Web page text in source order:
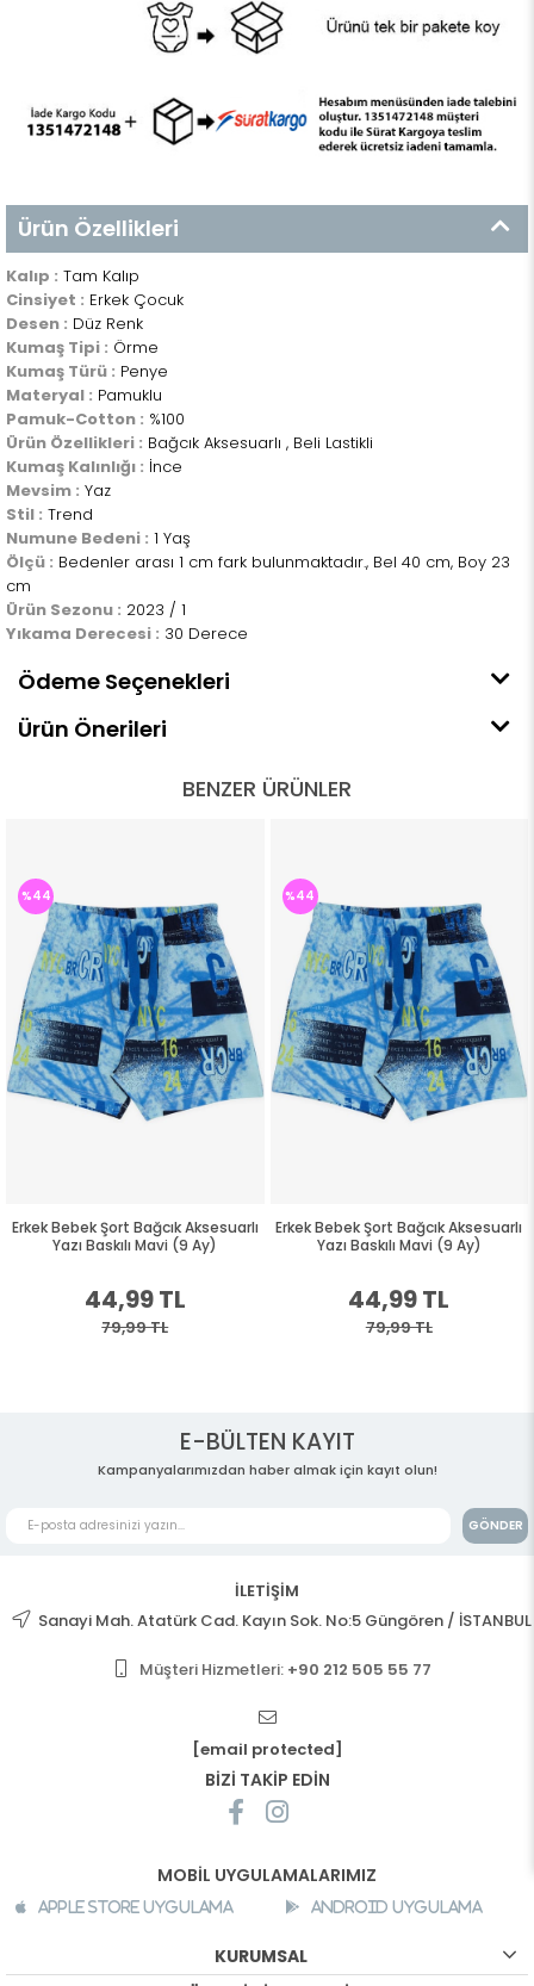
Ürün Özellikleri
Kalıp : Tam Kalıp
Cinsiyet : Erkek Çocuk
Desen : Düz Renk
Kumaş Tipi : Örme
Kumaş Türü : Penye
Materyal : Pamuklu
Pamuk-Cotton : %100
Ürün Özellikleri : Bağcık Aksesuarlı , Beli Lastikli
Kumaş Kalınlığı : İnce
Mevsim : Yaz
Stil : Trend
Numune Bedeni : 1 Yaş
Ölçü : Bedenler arası 1 cm fark bulunmaktadır., Bel 40 cm, Boy 23
cm
Ürün Sezonu : 2023 / 1
Yıkama Derecesi : 30 Derece
Ödeme Seçenekleri
Ürün Önerileri
BENZER ÜRÜNLER
Erkek Bebek Şort Bağcık Aksesuarlı
Yazı Baskılı Mavi (9 Ay)
44,99 TL
79,99 TL
%44
Erkek Bebek Şort Bağcık Aksesuarlı
Yazı Baskılı Mavi (9 Ay)
44,99 TL
79,99 TL
%44
E-BÜLTEN KAYIT
Kampanyalarımızdan haber almak için kayıt olun!
GÖNDER
İLETİŞİM
Sanayi Mah. Atatürk Cad. Kayın Sok. No:5 Güngören / İSTANBUL
Müşteri Hizmetleri: +90 212 505 55 77
[email protected]
BİZİ TAKİP EDİN
MOBİL UYGULAMALARIMIZ
Apple Store Uygulama Android Uygulama
KURUMSAL